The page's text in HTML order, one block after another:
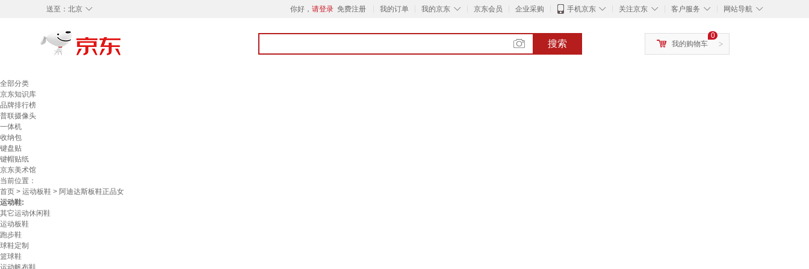
◇
送至： 北京 你好， 请登录 免费注册 我的订单 ◇
我的京东 京东会员 企业采购 ◇
手机京东 ◇
关注京东 ◇
客户服务 ◇
网站导航
搜索 >
0
我的购物车
全部分类
京东知识库
品牌排行榜
普联摄像头
一体机
收纳包
键盘贴
键帽贴纸
京东美术馆
当前位置：
首页 > 运动板鞋 > 阿迪达斯板鞋正品女
运动鞋:
其它运动休闲鞋
运动板鞋
跑步鞋
球鞋定制
篮球鞋
运动帆布鞋